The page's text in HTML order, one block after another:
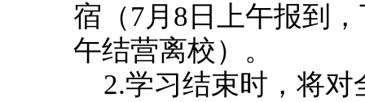
宿（7月8日上午报到
午结营离校）。
2.学习结束时，将